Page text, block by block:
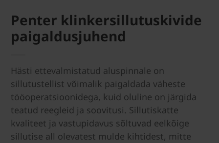
Penter klinkersillutuskivide
paigaldusjuhend
Hästi ettevalmistatud aluspinnale on
sillutustellist võimalik paigaldada väheste
tööoperatsioonidega, kuid oluline on järgida
teatud reegleid ja soovitusi. Sillutiskatte
kvaliteet ja vastupidavus sõltuvad eelkõige
sillutise all olevatest mulde kihtidest, mitte